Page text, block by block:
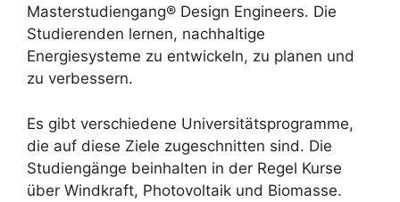
Masterstudiengang® Design Engineers. Die
Studierenden lernen, nachhaltige
Energiesysteme zu entwickeln, zu planen und
zu verbessern.
Es gibt verschiedene Universitätsprogramme,
die auf diese Ziele zugeschnitten sind. Die
Studiengänge beinhalten in der Regel Kurse
über Windkraft, Photovoltaik und Biomasse.